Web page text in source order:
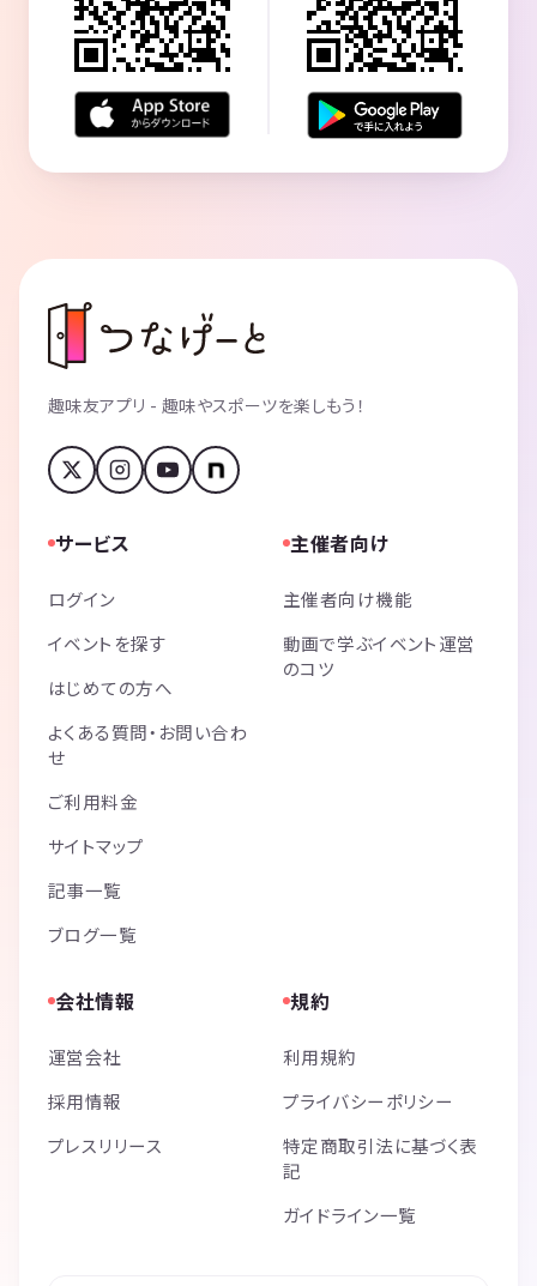
趣味友アプリ - 趣味やスポーツを楽しもう！
サービス
ログイン
イベントを探す
はじめての方へ
よくある質問・お問い合わ
せ
ご利用料金
サイトマップ
記事一覧
ブログ一覧
主催者向け
主催者向け機能
動画で学ぶイベント運営
のコツ
会社情報
運営会社
採用情報
プレスリリース
規約
利用規約
プライバシーポリシー
特定商取引法に基づく表
記
ガイドライン一覧